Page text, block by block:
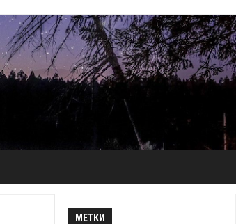
МЕТКИ